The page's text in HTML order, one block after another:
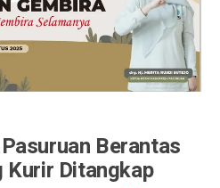
Berantas
Kurir Ditangkap